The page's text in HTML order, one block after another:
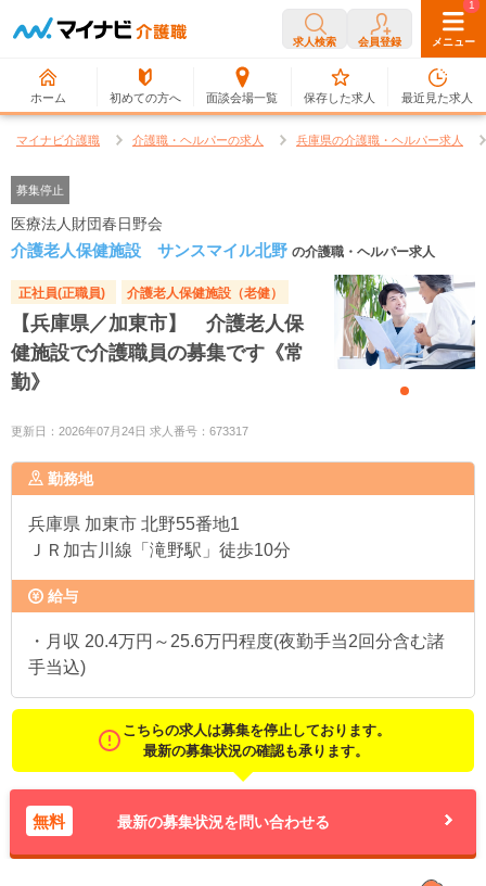
求人検索 会員登録 メニュー
ホーム 初めての方へ 面談会場一覧
0
保存した求人
1
最近見た求人
マイナビ介護職 介護職・ヘルパーの求人 兵庫県の介護職・ヘルパー求人
募集停止
医療法人財団春日野会
介護老人保健施設 サンスマイル北野 の介護職・ヘルパー求人
正社員(正職員) 介護老人保健施設（老健）
【兵庫県／加東市】 介護老人保
健施設で介護職員の募集です《常
勤》
更新日：2026年07月24日 求人番号：673317
勤務地
兵庫県 加東市 北野55番地1
ＪＲ加古川線「滝野駅」徒歩10分
給与
・月収 20.4万円～25.6万円程度(夜勤手当2回分含む諸
手当込)
こちらの求人は募集を停止しております。
最新の募集状況の確認も承ります。
無料 最新の募集状況を問い合わせる